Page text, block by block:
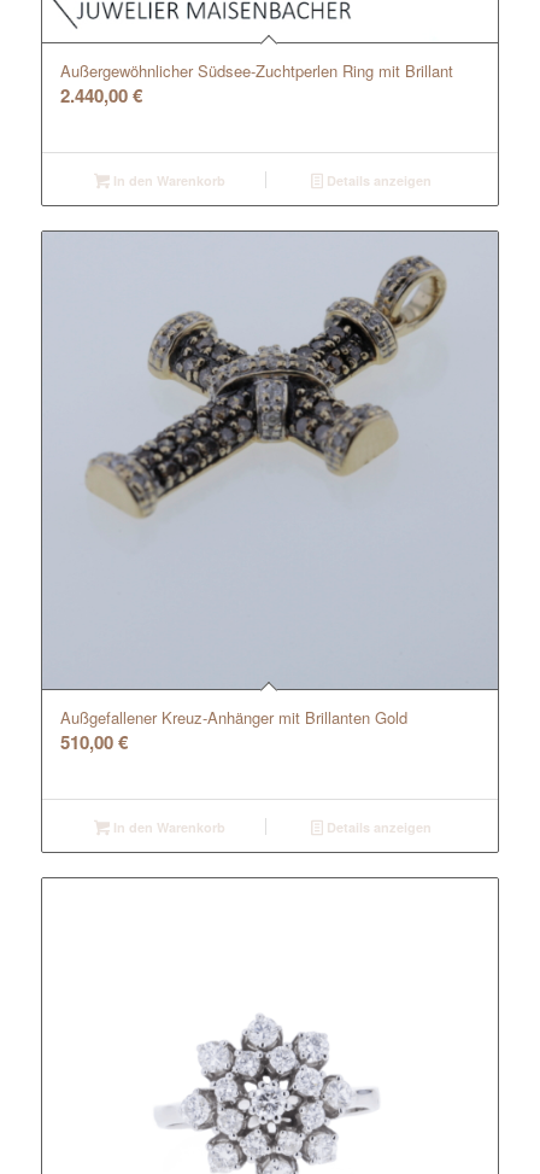
Außergewöhnlicher Südsee-Zuchtperlen Ring mit Brillant
2.440,00€
In den Warenkorb Details anzeigen
Außgefallener Kreuz-Anhänger mit Brillanten Gold
510,00€
In den Warenkorb Details anzeigen